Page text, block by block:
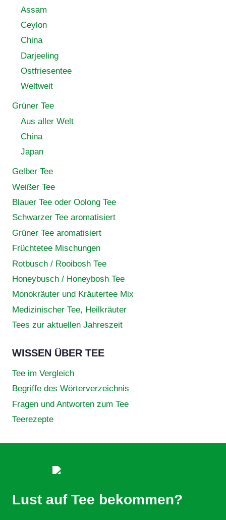
Assam
Ceylon
China
Darjeeling
Ostfriesentee
Weltweit
Grüner Tee
Aus aller Welt
China
Japan
Gelber Tee
Weißer Tee
Blauer Tee oder Oolong Tee
Schwarzer Tee aromatisiert
Grüner Tee aromatisiert
Früchtetee Mischungen
Rotbusch / Rooibosh Tee
Honeybusch / Honeybosh Tee
Monokräuter und Kräutertee Mix
Medizinischer Tee, Heilkräuter
Tees zur aktuellen Jahreszeit
WISSEN ÜBER TEE
Tee im Vergleich
Begriffe des Wörterverzeichnis
Fragen und Antworten zum Tee
Teerezepte
Lust auf Tee bekommen?